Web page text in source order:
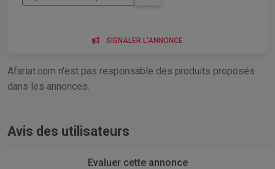
SIGNALER L'ANNONCE
Afariat.com n'est pas responsable des produits proposés
dans les annonces.
Avis des utilisateurs
Evaluer cette annonce